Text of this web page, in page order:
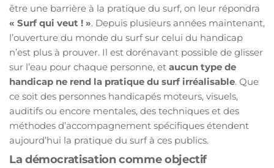
être une barrière à la pratique du surf, on leur répondra
« Surf qui veut ! ». Depuis plusieurs années maintenant,
l’ouverture du monde du surf sur celui du handicap
n’est plus à prouver. Il est dorénavant possible de glisser
sur l’eau pour chaque personne, et aucun type de
handicap ne rend la pratique du surf irréalisable. Que
ce soit des personnes handicapés moteurs, visuels,
auditifs ou encore mentales, des techniques et des
méthodes d’accompagnement spécifiques étendent
aujourd’hui la pratique du surf à ces publics.
La démocratisation comme objectif